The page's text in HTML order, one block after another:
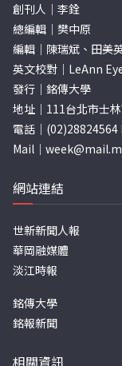
創刊人｜李銓
總編輯｜樊中原
編輯｜陳瑞斌、田美
英文校對｜LeAnn
發行｜銘傳大學
地址｜111台北市士
電話｜(02)28824564
Mail｜
網站連結
世新新聞人報
華岡融媒體
淡江時報
銘傳大學
銘報新聞